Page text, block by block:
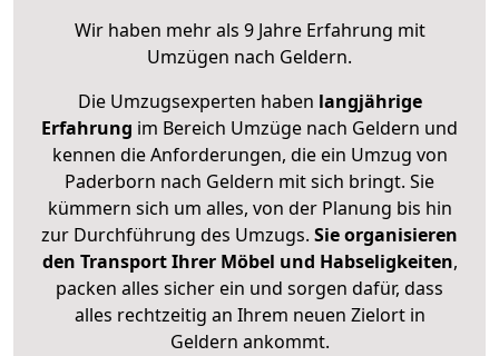
Wir haben mehr als 9 Jahre Erfahrung mit
Umzügen nach Geldern.
Die Umzugsexperten haben langjährige
Erfahrung im Bereich Umzüge nach Geldern und
kennen die Anforderungen, die ein Umzug von
Paderborn nach Geldern mit sich bringt. Sie
kümmern sich um alles, von der Planung bis hin
zur Durchführung des Umzugs. Sie organisieren
den Transport Ihrer Möbel und Habseligkeiten,
packen alles sicher ein und sorgen dafür, dass
alles rechtzeitig an Ihrem neuen Zielort in
Geldern ankommt.